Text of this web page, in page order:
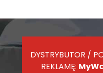
DYSTRYBUTOR /
REKLAMĘ: